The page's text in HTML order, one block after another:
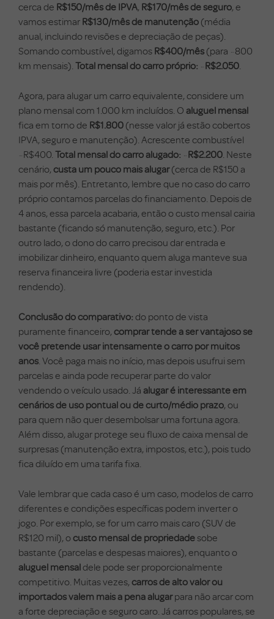
cerca de R$150/mês de IPVA, R$170/mês de seguro, e
vamos estimar R$130/mês de manutenção (média
anual, incluindo revisões e depreciação de peças).
Somando combustível, digamos R$400/mês (para ~800
km mensais). Total mensal do carro próprio: ~R$2.050.
Agora, para alugar um carro equivalente, considere um
plano mensal com 1.000 km incluídos. O aluguel mensal
fica em torno de R$1.800 (nesse valor já estão cobertos
IPVA, seguro e manutenção). Acrescente combustível
~R$400. Total mensal do carro alugado: ~R$2.200. Neste
cenário, custa um pouco mais alugar(cerca de R$150 a
mais por mês). Entretanto, lembre que no caso do carro
próprio contamos parcelas do financiamento. Depois de
4 anos, essa parcela acabaria, então o custo mensal cairia
bastante (ficando só manutenção, seguro, etc.). Por
outro lado, o dono do carro precisou dar entrada e
imobilizar dinheiro, enquanto quem aluga manteve sua
reserva financeira livre (poderia estar investida
rendendo).
Conclusão do comparativo: do ponto de vista
puramente financeiro, comprar tende a ser vantajoso se
você pretende usar intensamente o carro por muitos
anos. Você paga mais no início, mas depois usufrui sem
parcelas e ainda pode recuperar parte do valor
vendendo o veículo usado. Já alugar é interessante em
cenários de uso pontual ou de curto/médio prazo, ou
para quem não quer desembolsar uma fortuna agora.
Além disso, alugar protege seu fluxo de caixa mensal de
surpresas (manutenção extra, impostos, etc.), pois tudo
fica diluído em uma tarifa fixa.
Vale lembrar que cada caso é um caso, modelos de carro
diferentes e condições específicas podem inverter o
jogo. Por exemplo, se for um carro mais caro (SUV de
R$120 mil), ocusto mensal de propriedadesobe
bastante (parcelas e despesas maiores), enquanto o
aluguel mensaldele pode ser proporcionalmente
competitivo. Muitas vezes, carros de alto valor ou
importados valem mais a pena alugarpara não arcar com
a forte depreciação e seguro caro. Já carros populares, se